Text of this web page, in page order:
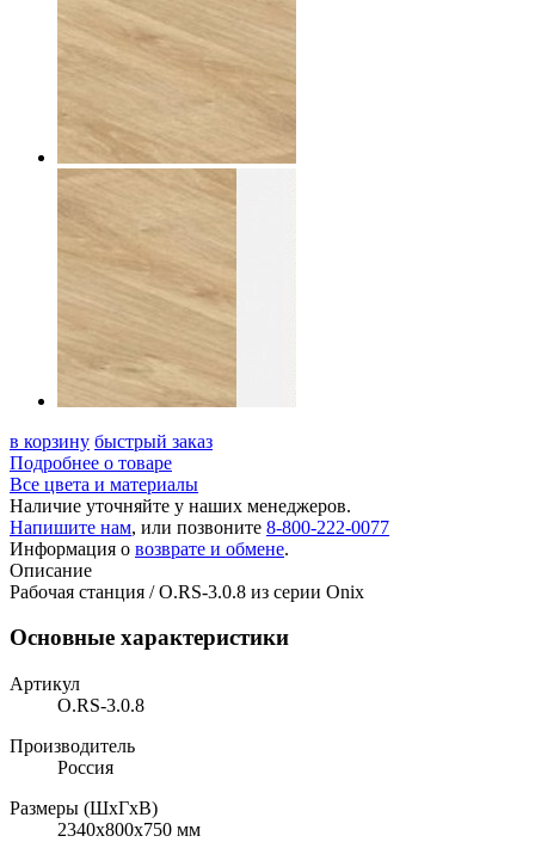
в корзину быстрый заказ
Подробнее о товаре
Все цвета и материалы
Наличие уточняйте у наших менеджеров.
Напишите нам, или позвоните 8-800-222-0077
Информация о возврате и обмене.
Описание
Рабочая станция / O.RS-3.0.8 из серии Onix
Основные характеристики
Артикул
O.RS-3.0.8
Производитель
Россия
Размеры (ШхГхВ)
2340x800x750 мм